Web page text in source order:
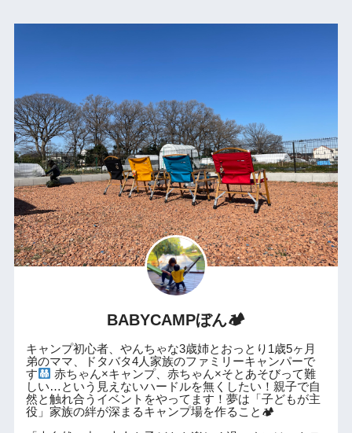
BABYCAMPぼん🏕
キャンプ初心者、やんちゃな3歳姉とおっとり1歳5ヶ月
弟のママ、ドタバタ4人家族のファミリーキャンパーで
す
赤ちゃん×キャンプ、赤ちゃん×そとあそびって難
しい…という見えないハードルを無くしたい！親子で自
然と触れ合うイベントをやってます！夢は「子どもが主
役」家族の絆が深まるキャンプ場を作ること🏕